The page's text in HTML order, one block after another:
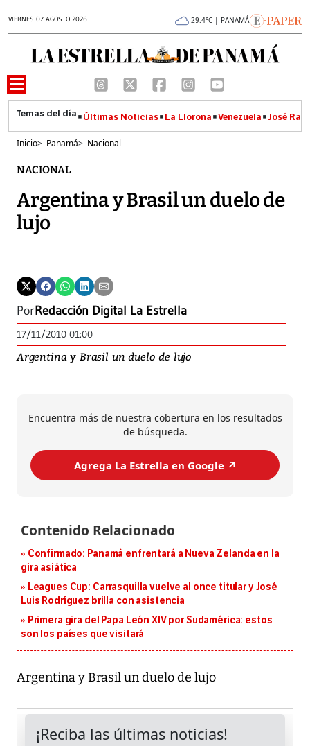
VIERNES 07 AGOSTO 2026 29.4°C | PANAMÁ
Últimas Noticias La Llorona Venezuela José
Inicio> Panamá> Nacional
NACIONAL
Argentina y Brasil un duelo de
lujo
PorRedacción Digital La Estrella
17/11/2010 01:00
Argentina y Brasil un duelo de lujo
Encuentra más de nuestra cobertura en los resultados
de búsqueda.
Agrega La Estrella en Google ↗️
Confirmado: Panamá enfrentará a Nueva Zelanda en la
gira asiática
Leagues Cup: Carrasquilla vuelve al once titular y José
Luis Rodríguez brilla con asistencia
Primera gira del Papa León XIV por Sudamérica: estos
son los países que visitará
Argentina y Brasil un duelo de lujo